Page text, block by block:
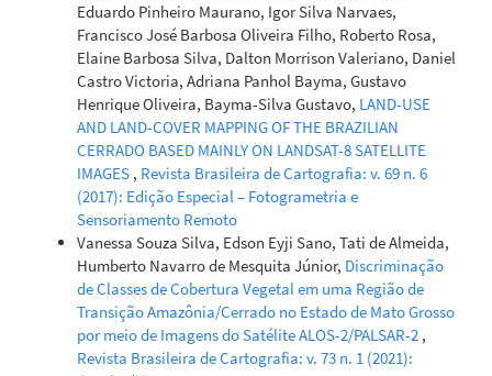
Eduardo Pinheiro Maurano, Igor Silva Narvaes,
Francisco José Barbosa Oliveira Filho, Roberto Rosa,
Elaine Barbosa Silva, Dalton Morrison Valeriano, Daniel
Castro Victoria, Adriana Panhol Bayma, Gustavo
Henrique Oliveira, Bayma-Silva Gustavo, LAND-USE
AND LAND-COVER MAPPING OF THE BRAZILIAN
CERRADO BASED MAINLY ON LANDSAT-8 SATELLITE
IMAGES , Revista Brasileira de Cartografia: v. 69 n. 6
(2017): Edição Especial – Fotogrametria e
Sensoriamento Remoto
Vanessa Souza Silva, Edson Eyji Sano, Tati de Almeida,
Humberto Navarro de Mesquita Júnior, Discriminação
de Classes de Cobertura Vegetal em uma Região de
Transição Amazônia/Cerrado no Estado de Mato Grosso
por meio de Imagens do Satélite ALOS-2/PALSAR-2 ,
Revista Brasileira de Cartografia: v. 73 n. 1 (2021):